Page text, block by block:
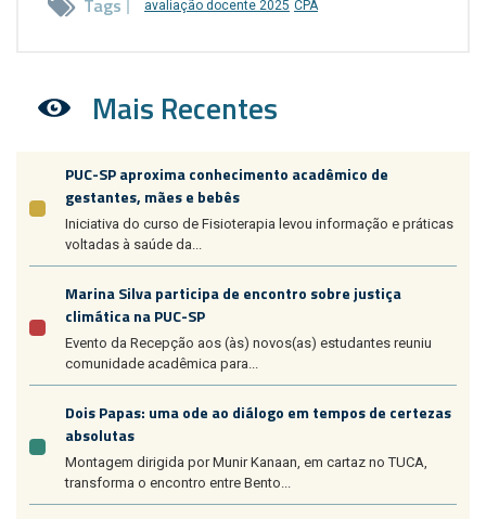
Tags avaliação docente 2025 CPA
Mais Recentes
PUC-SP aproxima conhecimento acadêmico de
gestantes, mães e bebês
Iniciativa do curso de Fisioterapia levou informação e práticas
voltadas à saúde da...
Marina Silva participa de encontro sobre justiça
climática na PUC-SP
Evento da Recepção aos (às) novos(as) estudantes reuniu
comunidade acadêmica para...
Dois Papas: uma ode ao diálogo em tempos de certezas
absolutas
Montagem dirigida por Munir Kanaan, em cartaz no TUCA,
transforma o encontro entre Bento...